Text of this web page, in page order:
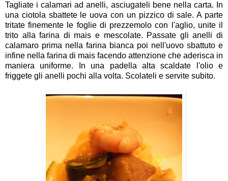
Tagliate i calamari ad anelli, asciugateli bene nella carta. In
una ciotola sbattete le uova con un pizzico di sale. A parte
tritate finemente le foglie di prezzemolo con l'aglio, unite il
trito alla farina di mais e mescolate. Passate gli anelli di
calamaro prima nella farina bianca poi nell'uovo sbattuto e
infine nella farina di mais facendo attenzione che aderisca in
maniera uniforme. In una padella alta scaldate l'olio e
friggete gli anelli pochi alla volta. Scolateli e servite subito.